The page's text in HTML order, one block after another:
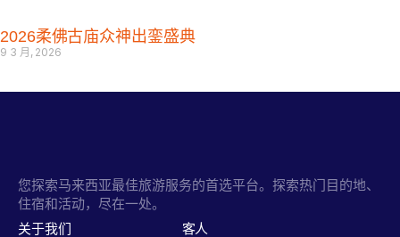
2026柔佛古庙众神出銮盛典
9 3 月, 2026
您探索马来西亚最佳旅游服务的首选平台。探索热门目的地、
住宿和活动，尽在一处。
关于我们 客人